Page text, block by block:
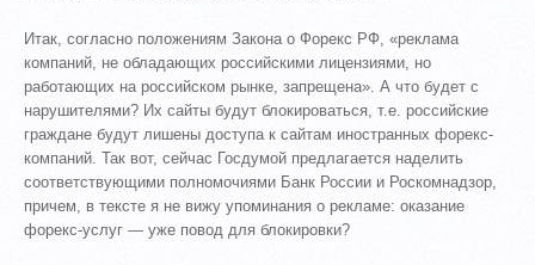
Итак, согласно положениям Закона о Форекс РФ, «реклама
компаний, не обладающих российскими лицензиями, но
работающих на российском рынке, запрещена». А что будет с
нарушителями? Их сайты будут блокироваться, т.е. российские
граждане будут лишены доступа к сайтам иностранных форекс-
компаний. Так вот, сейчас Госдумой предлагается наделить
соответствующими полномочиями Банк России и Роскомнадзор,
причем, в тексте я не вижу упоминания о рекламе: оказание
форекс-услуг — уже повод для блокировки?